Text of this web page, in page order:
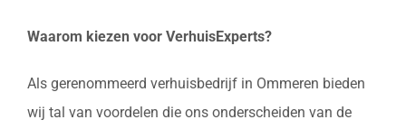
Waarom kiezen voor VerhuisExperts?
Als gerenommeerd verhuisbedrijf in Ommeren bieden
wij tal van voordelen die ons onderscheiden van de